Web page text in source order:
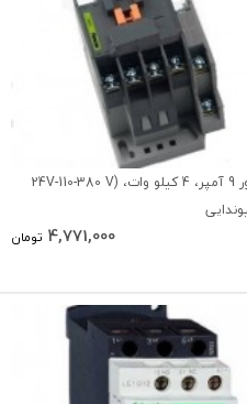
کنتاکتور 9 آمپر، 4 کیلو وات، (24V-110-380 V
4,771,000 تومان